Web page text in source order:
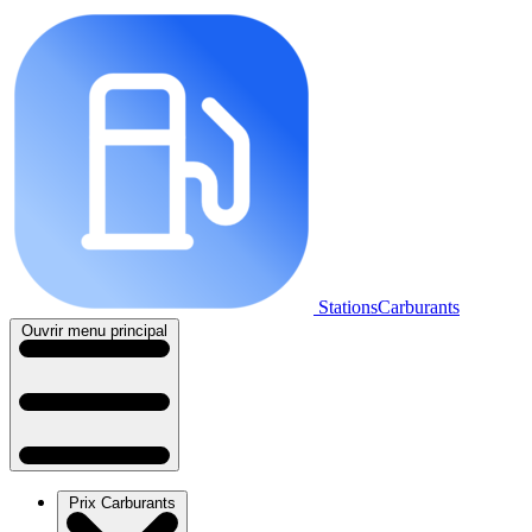
StationsCarburants
Ouvrir menu principal
Prix Carburants